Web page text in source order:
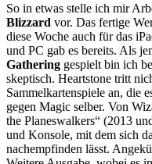
So in etwas stelle ich mir
Blizzard vor. Das fertige
diese Woche auch für das
und PC gab es bereits. Als
Gathering gespielt bin ich
skeptisch. Heartstone tritt
Sammelkartenspiele an, die
gegen Magic selber. Von
the Planeswalkers“ (2013
und Konsole, mit dem sich
nachempfinden lässt.